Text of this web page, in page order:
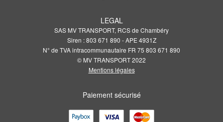
LEGAL
SAS MV TRANSPORT, RCS de Chambéry
Siren : 803 671 890 - APE 4931Z
N° de TVA intracommunautaire FR 75 803 671 890
© MV TRANSPORT 2022
Mentions légales
Paiement sécurisé